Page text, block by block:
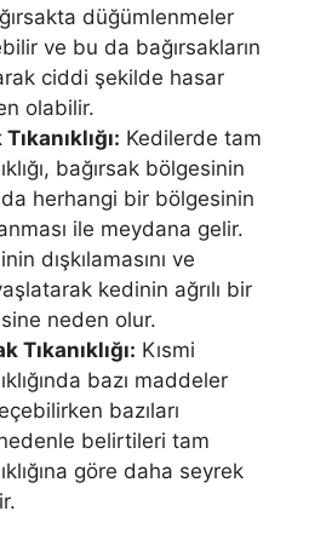
düğümlenmeler
ve bu da bağırsakların
ciddi şekilde hasar
olabilir.
Kedilerde tam
bağırsak bölgesinin
da herhangi bir bölgesinin
ile meydana gelir.
dışkılamasını ve
kedinin ağrılı bir
neden olur.
Tıkanıklığı: Kısmi
bazı maddeler
bazıları
belirtileri tam
göre daha seyrek